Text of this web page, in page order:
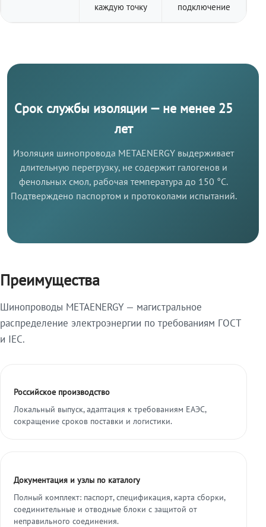
каждую точку
подключение
Срок службы изоляции — не менее 25
лет
Изоляция шинопровода METAENERGY выдерживает
длительную перегрузку, не содержит галогенов и
фенольных смол, рабочая температура до 150 °C.
Подтверждено паспортом и протоколами испытаний.
Преимущества
Шинопроводы METAENERGY — магистральное
распределение электроэнергии по требованиям ГОСТ
и IEC.
Российское производство
Локальный выпуск, адаптация к требованиям ЕАЭС,
сокращение сроков поставки и логистики.
Документация и узлы по каталогу
Полный комплект: паспорт, спецификация, карта сборки,
соединительные и отводные блоки с защитой от
неправильного соединения.